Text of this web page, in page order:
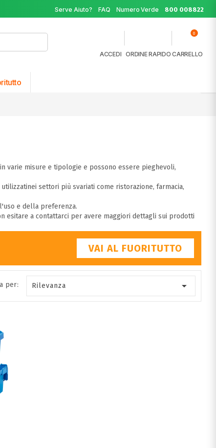
Serve Aiuto? FAQ Numero Verde 800 008822
0
CARRELLO
ORDINE RAPIDO
ACCEDI
varie misure e tipologie e possono essere pieghevoli,
settori più svariati come ristorazione, farmacia,
e della preferenza.
esitare a contattarci per avere maggiori dettagli sui prodotti
VAI AL FUORITUTTO
per: Rilevanza 